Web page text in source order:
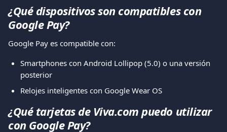
¿Qué dispositivos son compatibles con
Google Pay?
Google Pay es compatible con:
Smartphones con Android Lollipop (5.0) o una versión
posterior
Relojes inteligentes con Google Wear OS
¿Qué tarjetas de Viva.com puedo utilizar
con Google Pay?